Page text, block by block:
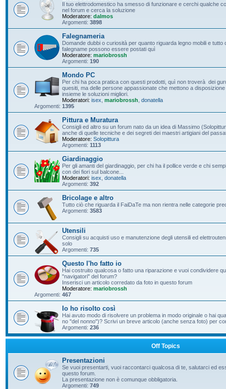
Il tuo elettrodomestico ha smesso di funzionare e cerchi qualche
nel forum e cerca la soluzione
Moderatore: dalmos
Argomenti: 3898
Falegnameria
Domande dubbi o curiosità per quanto riguarda legno mobili e tutto
falegname possono essere postati quì
Moderatore: mariobrossh
Argomenti: 190
Mondo PC
Per chi ha poca pratica con questi prodotti, quì non troverà dei
quesiti, ma delle persone appassionate che mettono a
insieme le soluzioni migliori.
Moderatori: isex mariobrossh donatella
Argomenti: 1395
Pittura e Muratura
Consigli ed altro su un forum nato da un idea di Massimo
anche di quelle tecniche e dei segreti dei maestri artigiani del
Moderatore: Solopittura
Argomenti: 1113
Giardinaggio
Per gli amanti del giardinaggio, per chi ha il pollice verde e chi
con dei fiori sul balcone...
Moderatori: isex donatella
Argomenti: 392
Bricolage e altro
Tutto ciò che riguarda il FaiDaTe ma non rientra nelle categorie
Argomenti: 3583
Utensili
Consigli su acquisti uso e manutenzione degli utensili ed
solo
Argomenti: 735
Questo l'ho fatto io
Hai costruito qualcosa o fatto una riparazione e vuoi condividere
"navigatori" del forum?
Inserisci un articolo corredato da foto in questo forum
Moderatore: mariobrossh
Argomenti: 467
Io ho risolto così
Hai avuto modo di risolvere un problema in modo originale o hai
no "del nonno")? Scrivi un breve articolo (anche senza foto) per
Argomenti: 236
Off Topics
Presentazioni
Se vuoi presentarti, vuoi raccontarci qualcosa di te, salutarci ed
questo forum.
La presentazione non è comunque obbligatoria.
Argomenti: 749